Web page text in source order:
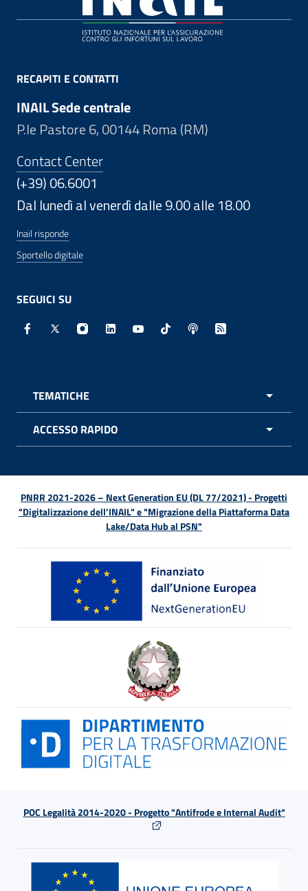
RECAPITI E CONTATTI
INAIL Sede centrale
P.le Pastore 6, 00144 Roma (RM)
Contact Center
(+39) 06.6001
Dal lunedì al venerdì dalle 9.00 alle 18.00
Inail risponde
Sportello digitale
SEGUICI SU
Facebook - Sito esterno - Apertura in nuova finestra
X - Sito esterno - Apertura in nuova finestra
Instagram - Sito esterno - Apertura in
Linkedin - Sito esterno - Apertura in
Youtube - Sito esterno -
TikTok - Sito esterno -
Spreaker - Sito
Feed RSS -
TEMATICHE
ACCESSO RAPIDO
PNRR 2021-2026 – Next Generation EU (DL 77/2021) - Progetti
"Digitalizzazione dell’INAIL" e "Migrazione della Piattaforma Data
Lake/Data Hub al PSN"
POC Legalità 2014-2020 - Progetto "Antifrode e Internal Audit"